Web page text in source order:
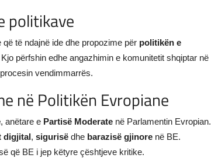
politikave
të ndajnë ide dhe propozime për politikën e
përfshin edhe angazhimin e komunitetit shqiptar në
vendimmarrës.
në Politikën Evropiane
, anëtare e Partisë Moderate në Parlamentin Evropian.
digjital, sigurisë dhe barazisë gjinore në BE.
që BE i jep këtyre çështjeve kritike.